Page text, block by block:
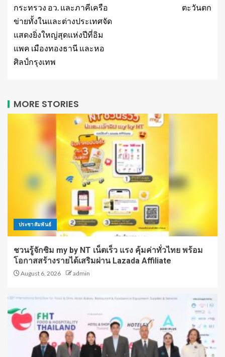
กระทรวง อว. และภาคีเครือ
ข่ายทั้งในและต่างประเทศจัด
แสดงยิ่งใหญ่สุดแห่งปีที่อิม
แพค เมืองทองธานี และหอ
ศิลป์กรุงเทพ
ตะวันตก
MORE STORIES
ประชาสัมพันธ์
ชวนรู้จักซิม my by NT เน็ตเร็ว แรง คุ้มค่าทั่วไทย พร้อม
โอกาสสร้างรายได้เสริมผ่าน Lazada Affiliate
August 6, 2026 admin